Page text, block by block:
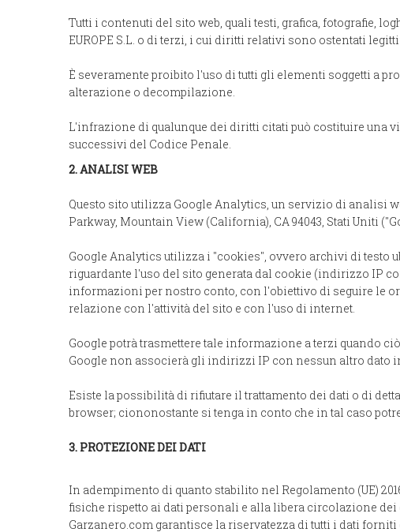
Tutti i contenuti del sito web, quali testi, grafica, fotografie,
EUROPE S.L. o di terzi, i cui diritti relativi sono ostentati
È severamente proibito l'uso di tutti gli elementi soggetti a
alterazione o decompilazione.
L'infrazione di qualunque dei diritti citati può costituire una
successivi del Codice Penale.
2. ANALISI WEB
Questo sito utilizza Google Analytics, un servizio di analisi
Parkway, Mountain View (California), CA 94043, Stati Uniti
Google Analytics utilizza i "cookies", ovvero archivi di testo
riguardante l'uso del sito generata dal cookie (indirizzo IP
informazioni per nostro conto, con l'obiettivo di seguire le
relazione con l'attività del sito e con l'uso di internet.
Google potrà trasmettere tale informazione a terzi quando
Google non associerà gli indirizzi IP con nessun altro dato
Esiste la possibilità di rifiutare il trattamento dei dati o di
browser; ciononostante si tenga in conto che in tal caso
3. PROTEZIONE DEI DATI
In adempimento di quanto stabilito nel Regolamento (UE)
fisiche rispetto ai dati personali e alla libera circolazione dei
Garzanero.com garantisce la riservatezza di tutti i dati